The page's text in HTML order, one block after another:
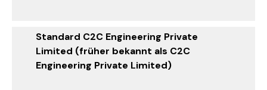
Standard C2C Engineering Private
Limited (früher bekannt als C2C
Engineering Private Limited)